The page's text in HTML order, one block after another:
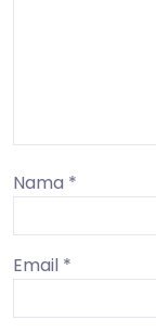
Nama *
Email *